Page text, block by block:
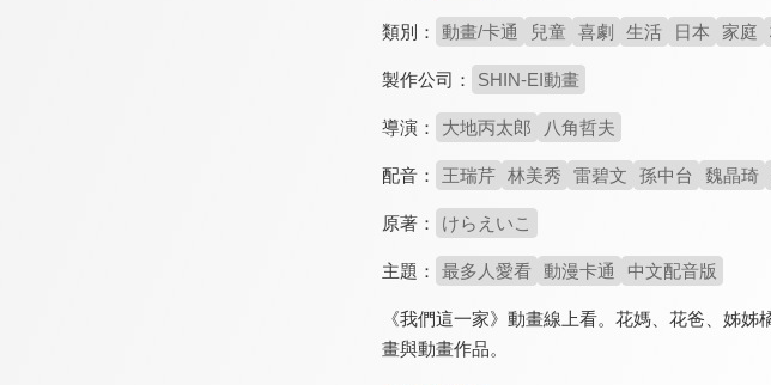
類別： 動畫/卡通 兒童 喜劇 生活 日本 家庭
製作公司： SHIN-EI動畫
導演： 大地丙太郎 八角哲夫
配音： 王瑞芹 林美秀 雷碧文 孫中台 魏晶琦
原著： けらえいこ
主題： 最多人愛看 動漫卡通 中文配音版
《我們這一家》動畫線上看。花媽、花爸、姊
畫與動畫作品。